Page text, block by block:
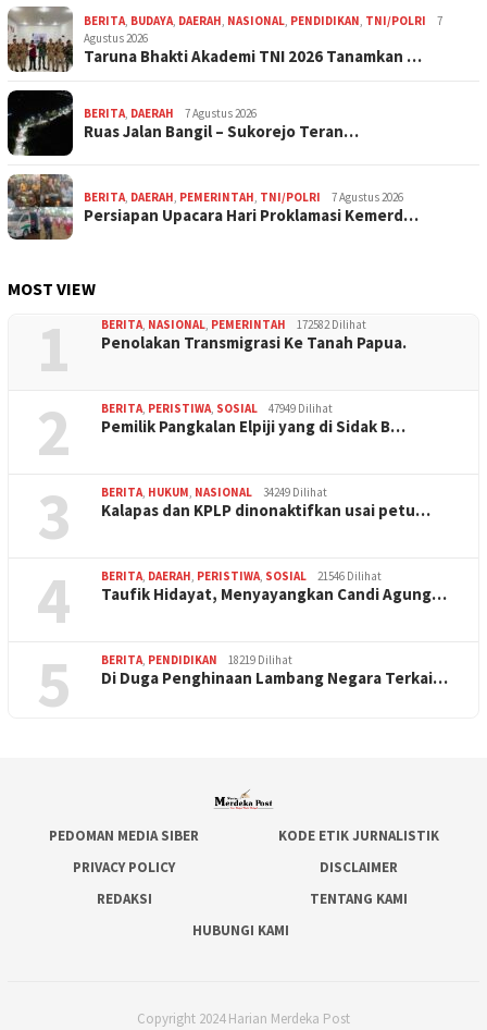
BERITA BUDAYA DAERAH NASIONAL PENDIDIKAN TNI/POLRI
7
Agustus 2026
Taruna Bhakti Akademi TNI 2026 Tanamkan …
BERITA DAERAH 7 Agustus 2026
Ruas Jalan Bangil – Sukorejo Teran…
BERITA DAERAH PEMERINTAH TNI/POLRI 7 Agustus 2026
Persiapan Upacara Hari Proklamasi Kemerd…
MOST VIEW
1 BERITA NASIONAL PEMERINTAH 172582 Dilihat
Penolakan Transmigrasi Ke Tanah Papua.
2 BERITA PERISTIWA SOSIAL 47949 Dilihat
Pemilik Pangkalan Elpiji yang di Sidak B…
3 BERITA HUKUM NASIONAL 34249 Dilihat
Kalapas dan KPLP dinonaktifkan usai petu…
4 BERITA DAERAH PERISTIWA SOSIAL 21546 Dilihat
Taufik Hidayat, Menyayangkan Candi Agung…
5 BERITA PENDIDIKAN 18219 Dilihat
Di Duga Penghinaan Lambang Negara Terkai…
PEDOMAN MEDIA SIBER
KODE ETIK JURNALISTIK
PRIVACY POLICY
DISCLAIMER
REDAKSI
TENTANG KAMI
HUBUNGI KAMI
Copyright 2024 Harian Merdeka Post